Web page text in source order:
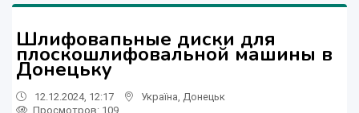
Шлифовапьные диски для
плоскошлифовальной машины в
Донецьку
12.12.2024, 12:17 Україна Донецьк
Просмотров: 109